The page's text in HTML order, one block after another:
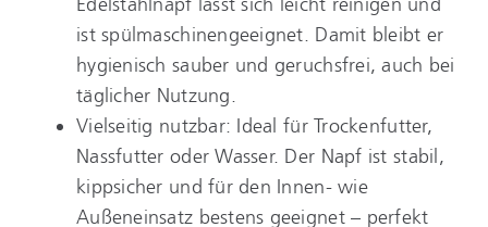
ist spülmaschinengeeignet. Damit bleibt er
hygienisch sauber und geruchsfrei, auch bei
täglicher Nutzung.
Vielseitig nutzbar: Ideal für Trockenfutter,
Nassfutter oder Wasser. Der Napf ist stabil,
kippsicher und für den Innen- wie
Außeneinsatz bestens geeignet – perfekt